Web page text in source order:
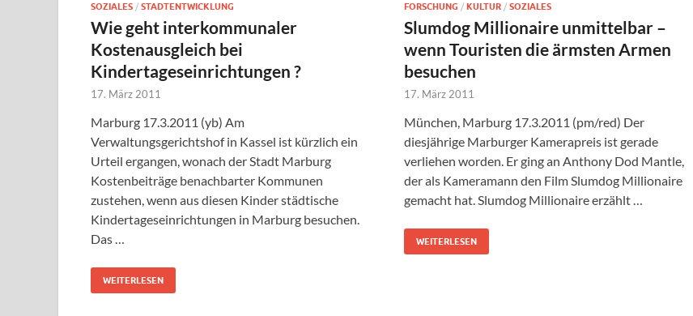
SOZIALES / STADTENTWICKLUNG
Wie geht interkommunaler
Kostenausgleich bei
Kindertageseinrichtungen ?
17. März 2011
Marburg 17.3.2011 (yb) Am
Verwaltungsgerichtshof in Kassel ist kürzlich ein
Urteil ergangen, wonach der Stadt Marburg
Kostenbeiträge benachbarter Kommunen
zustehen, wenn aus diesen Kinder städtische
Kindertageseinrichtungen in Marburg besuchen.
Das …
WEITERLESEN
FORSCHUNG / KULTUR / SOZIALES
Slumdog Millionaire unmittelbar –
wenn Touristen die ärmsten Armen
besuchen
17. März 2011
München, Marburg 17.3.2011 (pm/red) Der
diesjährige Marburger Kamerapreis ist gerade
verliehen worden. Er ging an Anthony Dod Mantle,
der als Kameramann den Film Slumdog Millionaire
gemacht hat. Slumdog Millionaire erzählt …
WEITERLESEN